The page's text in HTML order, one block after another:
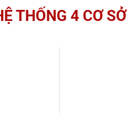
THỐNG 4 CƠ SỞ